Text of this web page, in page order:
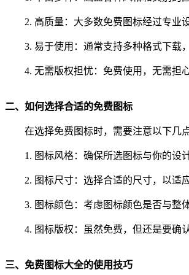
2. 高质量：大多数免费图标经过专业
3. 易于使用：通常支持多种格式下载
4. 无需版权担忧：免费使用，无需担
二、如何选择合适的免费图标
在选择免费图标时，需要注意以下几点
1. 图标风格：确保所选图标与你的设
2. 图标尺寸：选择合适的尺寸，以适
3. 图标颜色：考虑图标颜色是否与整
4. 图标版权：虽然免费，但还是要确
三、免费图标大全的使用技巧